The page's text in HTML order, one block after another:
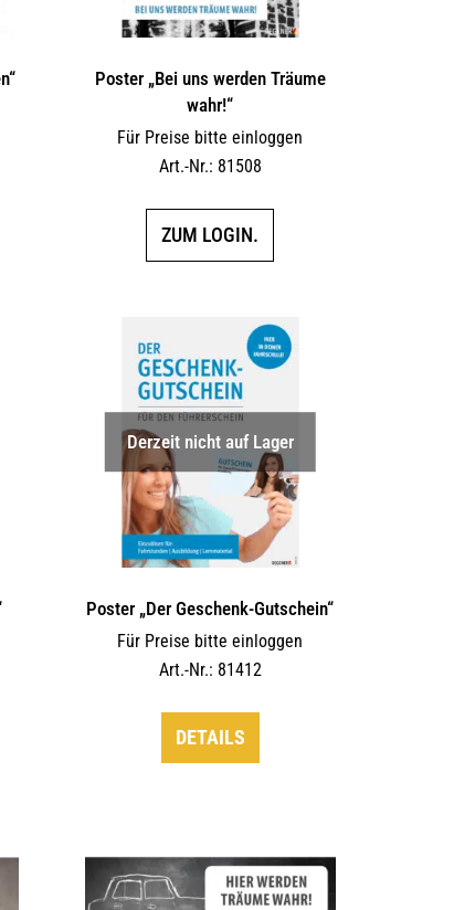
Poster „Bei uns werden Träume
wahr!“
Für Preise bitte einloggen
Art.-Nr.: 81508
ZUM LOGIN.
Derzeit nicht auf Lager
Poster „Der Geschenk-Gutschein“
Für Preise bitte einloggen
Art.-Nr.: 81412
DETAILS